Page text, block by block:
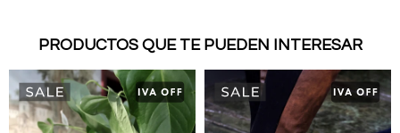
PRODUCTOS QUE TE PUEDEN INTERESAR